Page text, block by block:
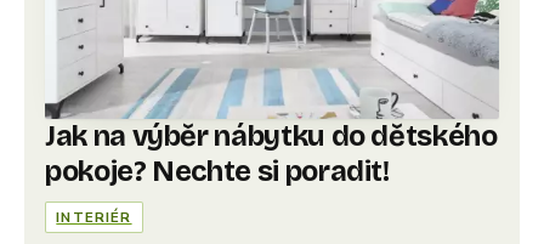
Jak na výběr nábytku do dětského
pokoje? Nechte si poradit!
INTERIÉR